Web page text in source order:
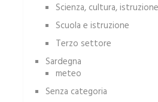
Scienza, cultura, istruzione
Scuola e istruzione
Terzo settore
Sardegna
meteo
Senza categoria